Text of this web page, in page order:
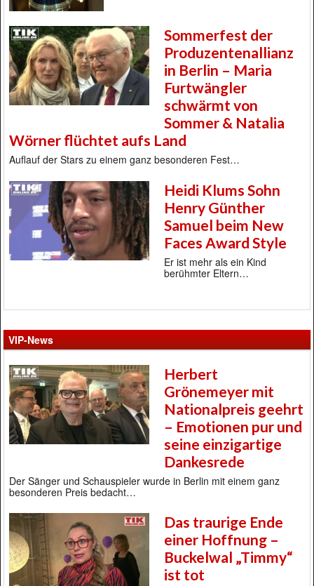
Sommerfest der
Produzentenallianz
in Berlin – Maria
Furtwängler
schwärmt von
Sommer & Natalia
Wörner flüchtet aufs Land
Auflauf der Stars zu einem ganz besonderen Fest…
Heidi Klums Sohn
Henry Günther
Samuel beim New
Faces Award Style
Er ist mehr als ein Kind
berühmter Eltern…
VIP-News
Herbert
Grönemeyer mit
Nationalpreis geehrt
– Emotionen pur und
seine einzigartige
Dankesrede
Der Sänger und Schauspieler wurde in Berlin mit einem ganz
besonderen Preis bedacht…
Das traurige Ende
einer Hoffnung –
Buckelwal „Timmy“
ist tot